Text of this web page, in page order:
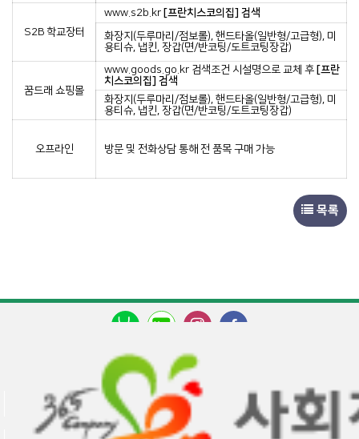
S2B 학교장터
www.s2b.kr [프란치스코의집] 검색
화장지(두루마리/점보롤), 핸드타올(일반형/고급형), 미
용티슈, 냅킨, 장갑(면/반코팅/도트코팅장갑)
꿈드래 쇼핑몰
www.goods.go.kr 검색조건 시설명으로 교체 후 [프란
치스코의집] 검색
화장지(두루마리/점보롤), 핸드타올(일반형/고급형), 미
용티슈, 냅킨, 장갑(면/반코팅/도트코팅장갑)
오프라인 방문 및 전화상담 통해 전 품목 구매 가능
목록
이메일무단수집거부 찾아오시는길
상호명 : 사회복지법인 천주교청주교구사회복지회 프란치스코의집
시설장 : 박정희
대표전화 : 043-295-2514~5
팩스 : 043-286-2515
이메일 : prcc2515@naver.com